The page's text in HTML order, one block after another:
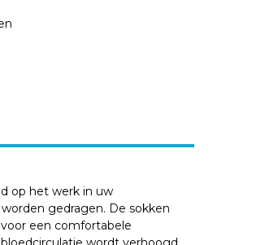
op het werk in uw
gedragen. De sokken
een comfortabele